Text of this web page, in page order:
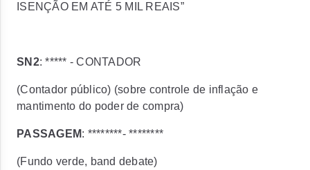
ISENÇÃO EM ATÉ 5 MIL REAIS”
SN2: ***** - CONTADOR
(Contador público) (sobre controle de inflação e
mantimento do poder de compra)
PASSAGEM: ********- ********
(Fundo verde, band debate)